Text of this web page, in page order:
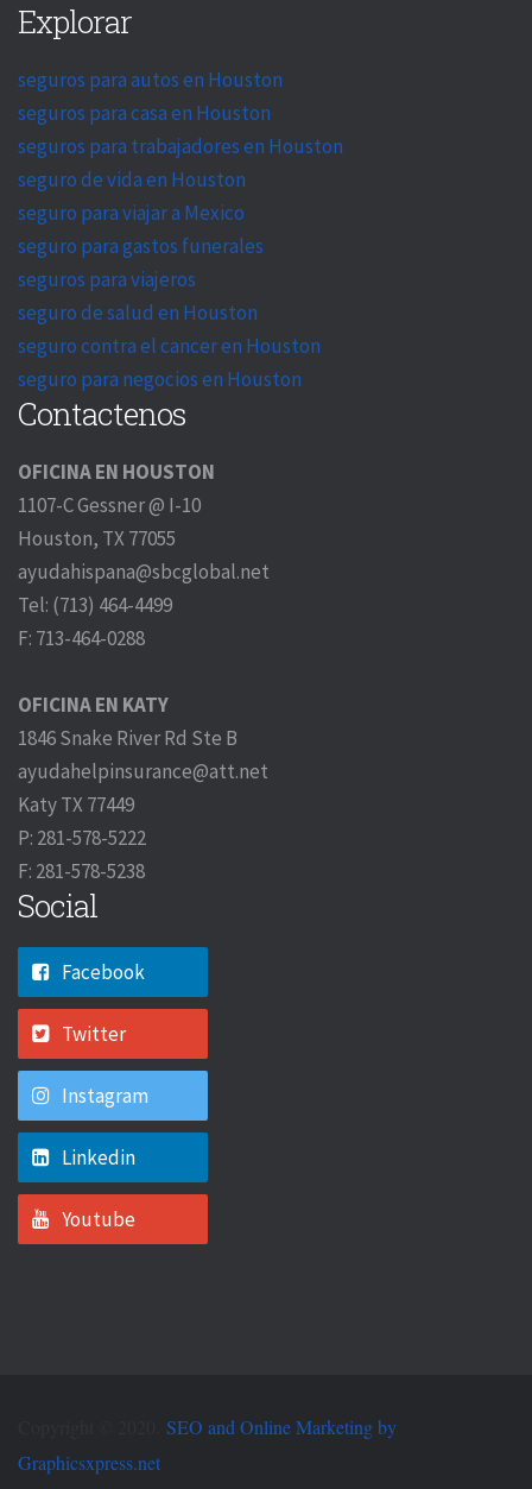
Explorar
seguros para autos en Houston
seguros para casa en Houston
seguros para trabajadores en Houston
seguro de vida en Houston
seguro para viajar a Mexico
seguro para gastos funerales
seguros para viajeros
seguro de salud en Houston
seguro contra el cancer en Houston
seguro para negocios en Houston
Contactenos
OFICINA EN HOUSTON
1107-C Gessner @ I-10
Houston, TX 77055
ayudahispana@sbcglobal.net
Tel: (713) 464-4499
F: 713-464-0288
OFICINA EN KATY
1846 Snake River Rd Ste B
ayudahelpinsurance@att.net
Katy TX 77449
P: 281-578-5222
F: 281-578-5238
Social
Facebook
Twitter
Instagram
Linkedin
Youtube
SEO and Online Marketing by
Graphicsxpress.net